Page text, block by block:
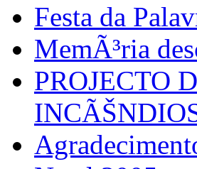
Festa da
MemÃ³ria
PROJECTO